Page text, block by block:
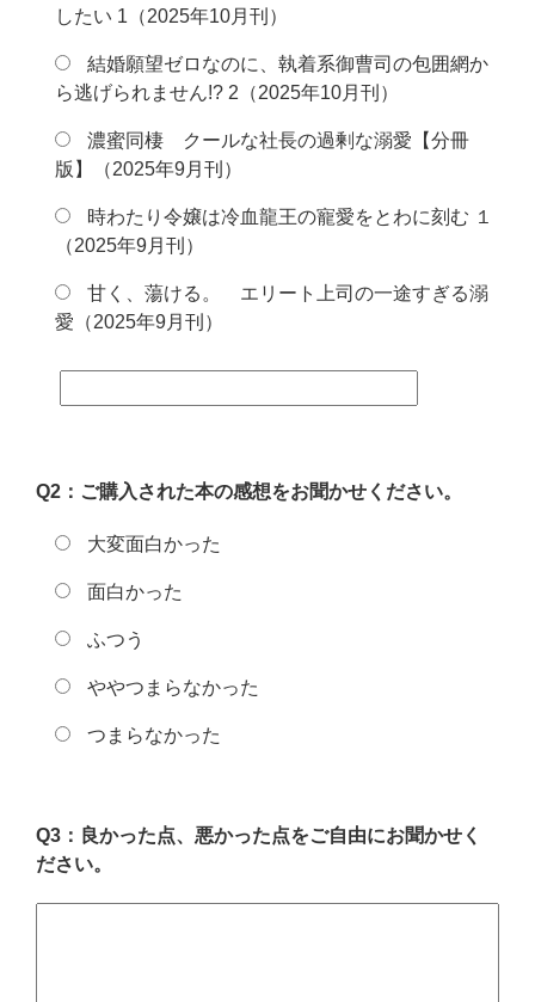
したい 1（2025年10月刊）
結婚願望ゼロなのに、執着系御曹司の包囲網か
ら逃げられません!? 2（2025年10月刊）
濃蜜同棲 クールな社長の過剰な溺愛【分冊
版】（2025年9月刊）
時わたり令嬢は冷血龍王の寵愛をとわに刻む １
（2025年9月刊）
甘く、蕩ける。 エリート上司の一途すぎる溺
愛（2025年9月刊）
Q2：ご購入された本の感想をお聞かせください。
大変面白かった
面白かった
ふつう
ややつまらなかった
つまらなかった
Q3：良かった点、悪かった点をご自由にお聞かせく
ださい。